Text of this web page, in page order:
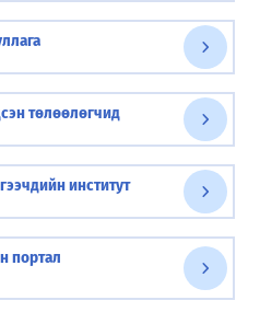
төлөөлөгчид
институт
портал